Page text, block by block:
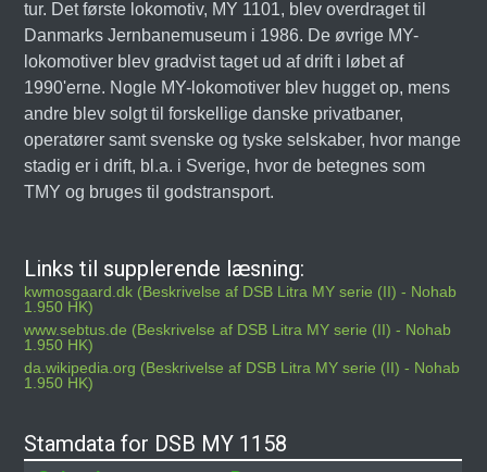
tur. Det første lokomotiv, MY 1101, blev overdraget til
Danmarks Jernbanemuseum i 1986. De øvrige MY-
lokomotiver blev gradvist taget ud af drift i løbet af
1990'erne. Nogle MY-lokomotiver blev hugget op, mens
andre blev solgt til forskellige danske privatbaner,
operatører samt svenske og tyske selskaber, hvor mange
stadig er i drift, bl.a. i Sverige, hvor de betegnes som
TMY og bruges til godstransport.
Links til supplerende læsning:
kwmosgaard.dk (Beskrivelse af DSB Litra MY serie (II) - Nohab
1.950 HK)
www.sebtus.de (Beskrivelse af DSB Litra MY serie (II) - Nohab
1.950 HK)
da.wikipedia.org (Beskrivelse af DSB Litra MY serie (II) - Nohab
1.950 HK)
Stamdata for DSB MY 1158